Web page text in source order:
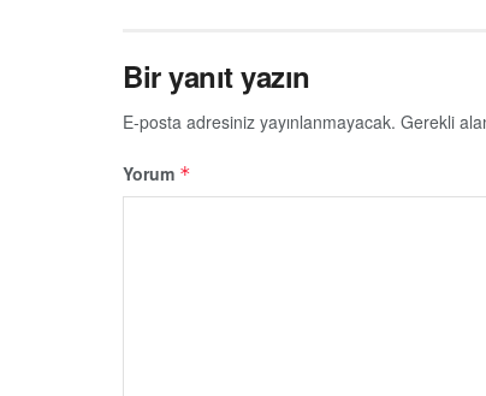
Bir yanıt yazın
E-posta adresiniz yayınlanmayacak. Gerekli
Yorum *